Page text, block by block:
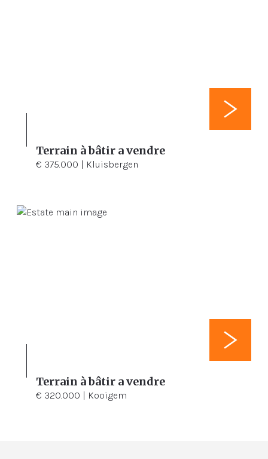
3.310 m²
Terrain à bâtir a vendre
€ 375.000 | Kluisbergen
1.456 m²
Terrain à bâtir a vendre
€ 320.000 | Kooigem